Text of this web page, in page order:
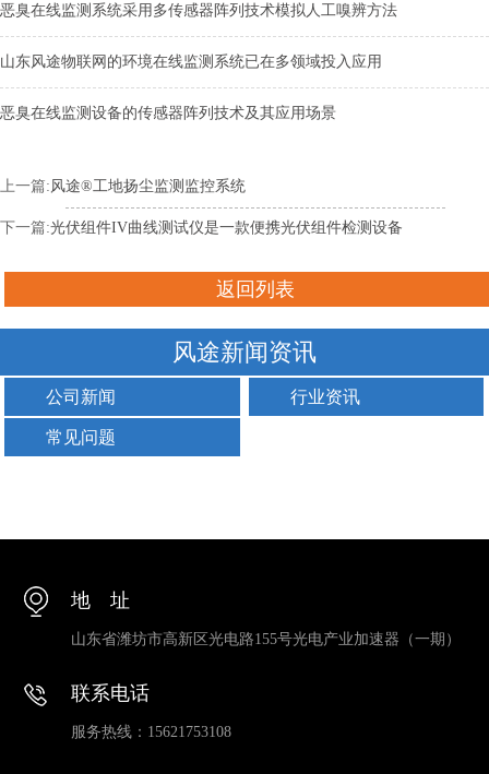
恶臭在线监测系统采用多传感器阵列技术模拟人工嗅辨方法
山东风途物联网的环境在线监测系统已在多领域投入应用
恶臭在线监测设备的传感器阵列技术及其应用场景
上一篇: 风途®工地扬尘监测监控系统
下一篇:光伏组件IV曲线测试仪是一款便携光伏组件检测设备
返回列表
风途新闻资讯
公司新闻 行业资讯
常见问题
地 址
山东省潍坊市高新区光电路155号光电产业加速器（一期）
联系电话
服务热线：15621753108